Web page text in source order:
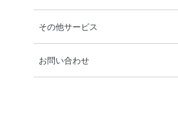
その他サービス
お問い合わせ